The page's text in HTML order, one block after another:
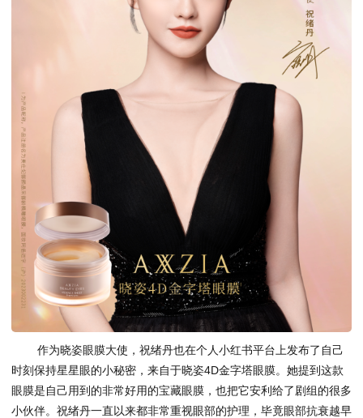
作为晓姿眼膜大使，祝绪丹也在个人小红书平台上发布了自己
时刻保持星星眼的小秘密，来自于晓姿4D金字塔眼膜。她提到这款
眼膜是自己用到的非常好用的宝藏眼膜，也把它安利给了剧组的很多
小伙伴。祝绪丹一直以来都非常重视眼部的护理，毕竟眼部抗衰越早